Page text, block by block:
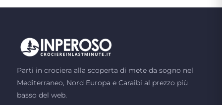
Parti in crociera alla scoperta di mete da sogno nel
Mediterraneo, Nord Europa e Caraibi al prezzo più
basso del web.